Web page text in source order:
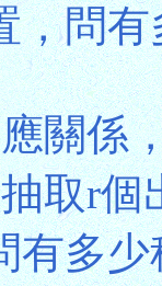
，問
關係
取r
有多